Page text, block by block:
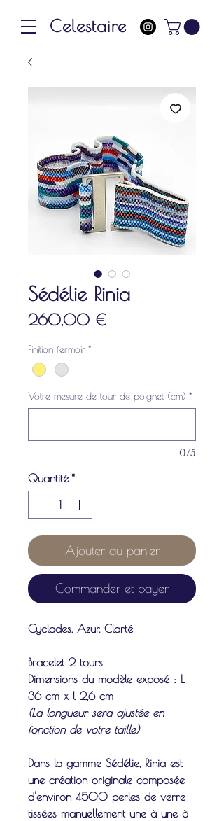
Celestaire
Sédélie Rinia
260,00 €Prix
Finition fermoir *
Votre mesure de tour de poignet (cm) *
0/5
Quantité *
Ajouter au panier
Commander et payer
Cyclades, Azur, Clarté
Bracelet 2 tours
Dimensions du modèle exposé : L
36 cm x l 2,6 cm
(La longueur sera ajustée en
fonction de votre taille)
Dans la gamme Sédélie, Rinia est
une création originale composée
d'environ 4500 perles de verre
tissées manuellement une à une à